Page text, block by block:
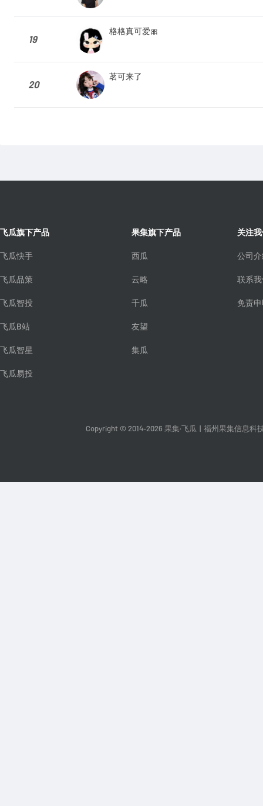
19
格格真可爱🎀
20
茗可来了
飞瓜旗下产品
飞瓜快手
飞瓜品策
飞瓜智投
飞瓜B站
飞瓜智星
飞瓜易投
果集旗下产品
西瓜
云略
千瓜
友望
集瓜
关注
公司
联系
免责
Copyright © 2014-2026 果集·飞瓜 福州果集信息科